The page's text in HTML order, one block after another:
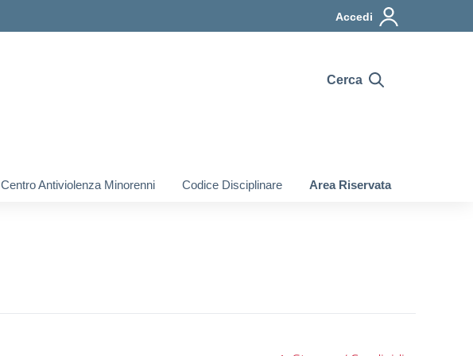
Accedi
Cerca
Centro Antiviolenza Minorenni Codice Disciplinare Area Riservata